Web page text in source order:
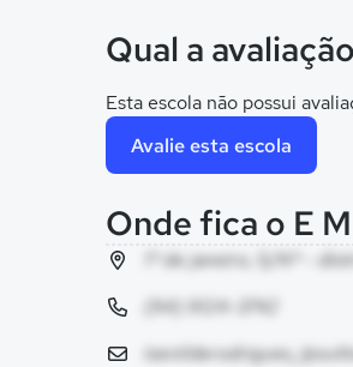
Qual a
Esta escola não possui
Avalie esta escola
Onde fica o E
1º de janeiro, S/Nº -
(94) 9124-3742